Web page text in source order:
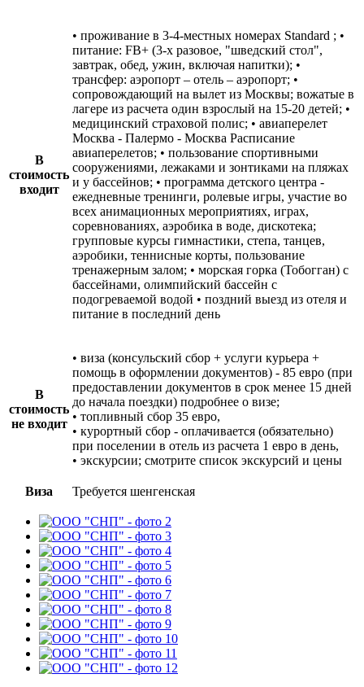
В
стоимость
входит
• проживание в 3-4-местных номерах Standard ; •
питание: FB+ (3-х разовое, "шведский стол",
завтрак, обед, ужин, включая напитки); •
трансфер: аэропорт – отель – аэропорт; •
сопровождающий на вылет из Москвы; вожатые в
лагере из расчета один взрослый на 15-20 детей; •
медицинский страховой полис; • авиаперелет
Москва - Палермо - Москва Расписание
авиаперелетов; • пользование спортивными
сооружениями, лежаками и зонтиками на пляжах
и у бассейнов; • программа детского центра -
ежедневные тренинги, ролевые игры, участие во
всех анимационных мероприятиях, играх,
соревнованиях, аэробика в воде, дискотека;
групповые курсы гимнастики, степа, танцев,
аэробики, теннисные корты, пользование
тренажерным залом; • морская горка (Тобогган) с
бассейнами, олимпийский бассейн с
подогреваемой водой • поздний выезд из отеля и
питание в последний день
В
стоимость
не входит
• виза (консульский сбор + услуги курьера +
помощь в оформлении документов) - 85 евро (при
предоставлении документов в срок менее 15 дней
до начала поездки) подробнее о визе;
• топливный сбор 35 евро,
• курортный сбор - оплачивается (обязательно)
при поселении в отель из расчета 1 евро в день,
• экскурсии; смотрите список экскурсий и цены
Виза Требуется шенгенская